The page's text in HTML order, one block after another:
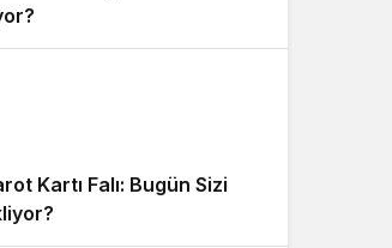
Kartı Falı: Bugün Sizi